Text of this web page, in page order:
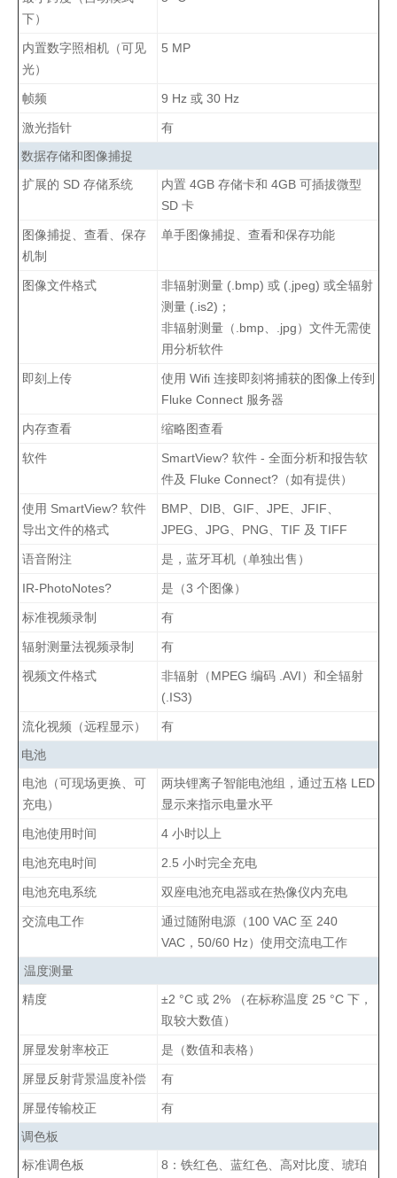
下）
内置数字照相机（可见
光）
5 MP
帧频 9 Hz 或 30 Hz
激光指针
有
数据存储和图像捕捉
扩展的 SD 存储系统
内置 4GB 存储卡和 4GB 可插拔微型
SD 卡
图像捕捉、查看、保存
机制
单手图像捕捉、查看和保存功能
图像文件格式
非辐射测量 (.bmp) 或 (.jpeg) 或全辐射
测量 (.is2)；
非辐射测量（.bmp、.jpg）文件无需使
用分析软件
即刻上传
使用 Wifi 连接即刻将捕获的图像上传到
Fluke Connect 服务器
内存查看 缩略图查看
软件
SmartView? 软件 - 全面分析和报告软
件及 Fluke Connect?（如有提供）
使用 SmartView? 软件
导出文件的格式
BMP、DIB、GIF、JPE、JFIF、
JPEG、JPG、PNG、TIF 及 TIFF
语音附注 是，蓝牙耳机（单独出售）
IR-PhotoNotes? 是（3 个图像）
标准视频录制 有
辐射测量法视频录制 有
视频文件格式
非辐射（MPEG 编码 .AVI）和全辐射
(.IS3)
流化视频（远程显示）
有
电池
电池（可现场更换、可
充电）
两块锂离子智能电池组，通过五格 LED
显示来指示电量水平
电池使用时间 4 小时以上
电池充电时间 2.5 小时完全充电
电池充电系统 双座电池充电器或在热像仪内充电
交流电工作
通过随附电源（100 VAC 至 240
VAC，50/60 Hz）使用交流电工作
温度测量
精度
±2 °C 或 2% （在标称温度 25 °C 下，
取较大数值）
屏显发射率校正 是（数值和表格）
屏显反射背景温度补偿 有
屏显传输校正
有
调色板
标准调色板
8：铁红色、蓝红色、高对比度、琥珀